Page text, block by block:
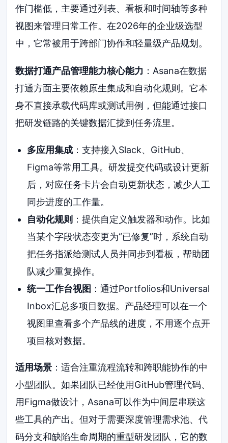
作门槛低，主要通过列表、看板和时间轴等多种
视图来管理日常工作。在2026年的企业级选型
中，它常被用于跨部门协作和轻量级产品规划。
数据打通产品管理能力核心能力 ：Asana在数据
打通方面主要依赖原生集成和自动化规则。它本
身不直接承载代码库或测试用例，但能通过接口
把研发链路的关键数据汇拢到任务流里。
多应用集成：支持接入Slack、GitHub、
Figma等常用工具。研发提交代码或设计更新
后，对应任务卡片会自动更新状态，减少人工
同步进度的工作量。
自动化规则 ：提供自定义触发器和动作。比如
当某个字段状态变更为“已修复”时，系统自动
把任务指派给测试人员并同步到看板，帮助团
队减少重复操作。
统一工作台视图 ：通过Portfolios和Universal
Inbox汇总多项目数据。产品经理可以在一个
视图里查看多个产品线的进度，不用逐个点开
项目核对数据。
适用场景 ：适合注重流程流转和跨职能协作的中
小型团队。如果团队已经使用GitHub管理代码、
用Figma做设计，Asana可以作为中间层串联这
些工具的产出。但对于需要深度管理需求池、代
码分支和缺陷生命周期的重型研发团队，它的数